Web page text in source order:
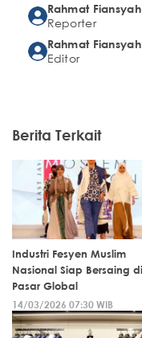
Rahmat Fiansyah
Reporter
Rahmat Fiansyah
Editor
Berita Terkait
Industri Fesyen Muslim
Nasional Siap Bersaing di
Pasar Global
14/03/2026 07:30 WIB